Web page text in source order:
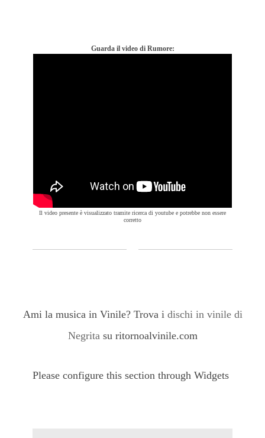
Guarda il video di Rumore:
Il video presente è visualizzato tramite ricerca di youtube e potrebbe non essere
corretto
Ami la musica in Vinile? Trova i dischi in vinile di
Negrita su ritornoalvinile.com
Please configure this section through Widgets